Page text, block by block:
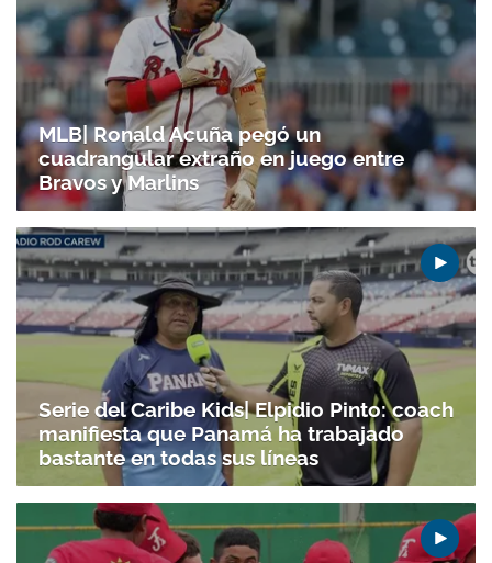
MLB| Ronald Acuña pegó un
cuadrangular extraño en juego entre
Bravos y Marlins
Serie del Caribe Kids| Elpidio Pinto: coach
manifiesta que Panamá ha trabajado
bastante en todas sus líneas